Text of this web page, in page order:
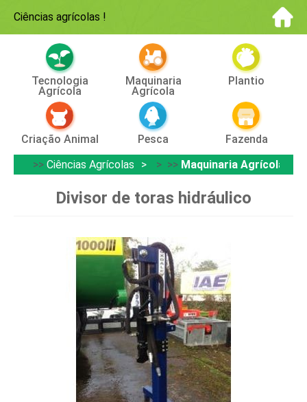
Ciências agrícolas !
Tecnologia
Agrícola
Maquinaria
Agrícola
Plantio
Criação Animal Pesca
Fazenda
>> Ciências Agrícolas > >> Maquinaria Agrícola
Divisor de toras hidráulico